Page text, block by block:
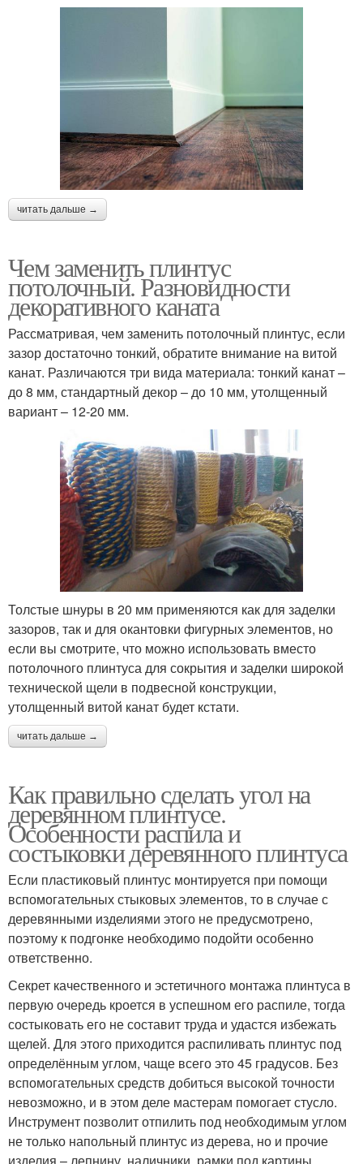
читать дальше →
Чем заменить плинтус
потолочный. Разновидности
декоративного каната
Рассматривая, чем заменить потолочный плинтус, если
зазор достаточно тонкий, обратите внимание на витой
канат. Различаются три вида материала: тонкий канат –
до 8 мм, стандартный декор – до 10 мм, утолщенный
вариант – 12-20 мм.
Толстые шнуры в 20 мм применяются как для заделки
зазоров, так и для окантовки фигурных элементов, но
если вы смотрите, что можно использовать вместо
потолочного плинтуса для сокрытия и заделки широкой
технической щели в подвесной конструкции,
утолщенный витой канат будет кстати.
читать дальше →
Как правильно сделать угол на
деревянном плинтусе.
Особенности распила и
состыковки деревянного плинтуса
Если пластиковый плинтус монтируется при помощи
вспомогательных стыковых элементов, то в случае с
деревянными изделиями этого не предусмотрено,
поэтому к подгонке необходимо подойти особенно
ответственно.
Секрет качественного и эстетичного монтажа плинтуса в
первую очередь кроется в успешном его распиле, тогда
состыковать его не составит труда и удастся избежать
щелей. Для этого приходится распиливать плинтус под
определённым углом, чаще всего это 45 градусов. Без
вспомогательных средств добиться высокой точности
невозможно, и в этом деле мастерам помогает стусло.
Инструмент позволит отпилить под необходимым углом
не только напольный плинтус из дерева, но и прочие